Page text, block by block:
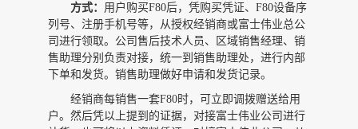
方式： 用户购买F80后，凭购买凭证、 F80设备序
列号、注册手机号等，从授权经销商或富士伟业总公
司进行领取。公司售后技术人员、区域销售经理、销
售助理分别负责对接，统一到销售助理处，进行内部
下单和发货。销售助理做好申请和发货记录。
经销商每销售一套F80时，可立即调拨赠送给用
户。然后凭以上提到的证据，对接富士伟业公司进行